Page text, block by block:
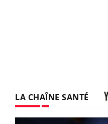
LA CHAÎNE SANTÉ